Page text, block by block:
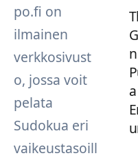
po.fi on
ilmainen
verkkosivust
o, jossa voit
pelata
Sudokua eri
vaikeustasoill